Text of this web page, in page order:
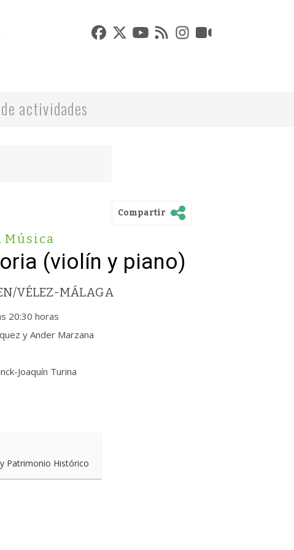
actividades
Compartir
, Música
(violín y piano)
VÉLEZ-MÁLAGA
20:30 horas
y Ander Marzana
Joaquín Turina
Patrimonio Histórico